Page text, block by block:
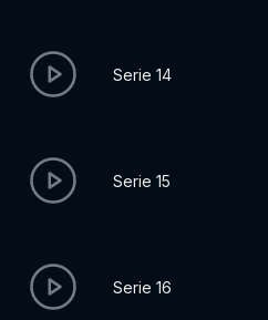
Serie 14
Serie 15
Serie 16